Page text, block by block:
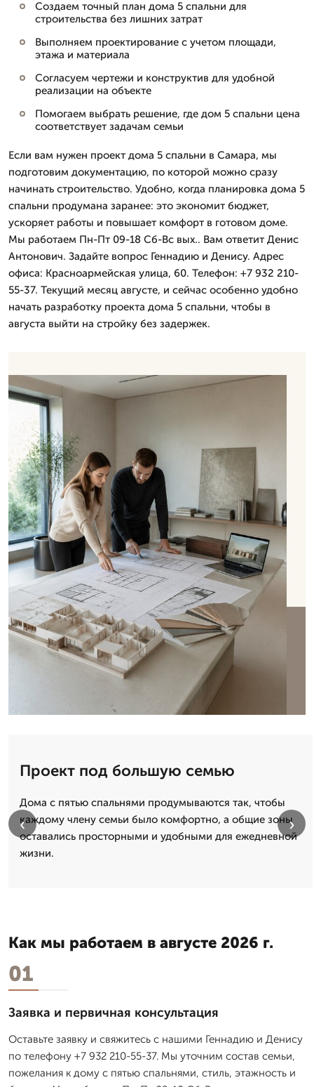
Создаем точный план дома 5 спальни для
строительства без лишних затрат
Выполняем проектирование с учетом площади,
этажа и материала
Согласуем чертежи и конструктив для удобной
реализации на объекте
Помогаем выбрать решение, где дом 5 спальни цена
соответствует задачам семьи
Если вам нужен проект дома 5 спальни в Самара, мы
подготовим документацию, по которой можно сразу
начинать строительство. Удобно, когда планировка дома 5
спальни продумана заранее: это экономит бюджет,
ускоряет работы и повышает комфорт в готовом доме.
Мы работаем Пн-Пт 09-18 Сб-Вс вых.. Вам ответит Денис
Антонович. Задайте вопрос Геннадию и Денису. Адрес
офиса: Красноармейская улица, 60. Телефон: +7 932 210-
55-37. Текущий месяц августе, и сейчас особенно удобно
начать разработку проекта дома 5 спальни, чтобы в
августа выйти на стройку без задержек.
Проект под большую семью
Дома с пятью спальнями продумываются так, чтобы
каждому члену семьи было комфортно, а общие зоны
оставались просторными и удобными для ежедневной
жизни.
‹ ›
Как мы работаем в августе 2026 г.
01
Заявка и первичная консультация
Оставьте заявку и свяжитесь с нашими Геннадию и Денису
по телефону +7 932 210-55-37. Мы уточним состав семьи,
пожелания к дому с пятью спальнями, стиль, этажность и